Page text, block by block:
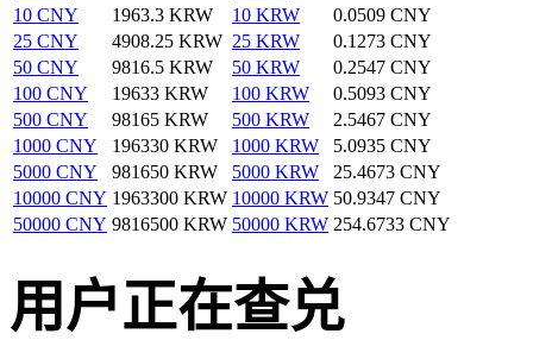
10 CNY
1963.3 KRW 10 KRW
0.0509 CNY
25 CNY
4908.25 KRW 25 KRW
0.1273 CNY
50 CNY
9816.5 KRW 50 KRW
0.2547 CNY
100 CNY
19633 KRW 100 KRW
0.5093 CNY
500 CNY
98165 KRW 500 KRW
2.5467 CNY
1000 CNY
196330 KRW 1000 KRW
5.0935 CNY
5000 CNY
981650 KRW 5000 KRW
25.4673 CNY
10000 CNY 1963300 KRW 10000 KRW 50.9347 CNY
50000 CNY 9816500 KRW 50000 KRW 254.6733 CNY
用户正在查兑